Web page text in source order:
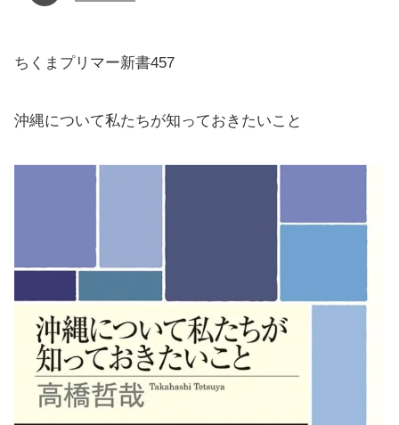
ちくまプリマー新書457
沖縄について私たちが知っておきたいこと